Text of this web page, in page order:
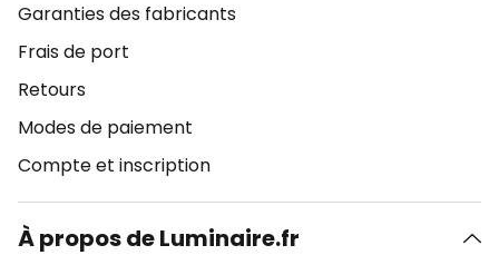
Garanties des fabricants
Frais de port
Retours
Modes de paiement
Compte et inscription
À propos de Luminaire.fr